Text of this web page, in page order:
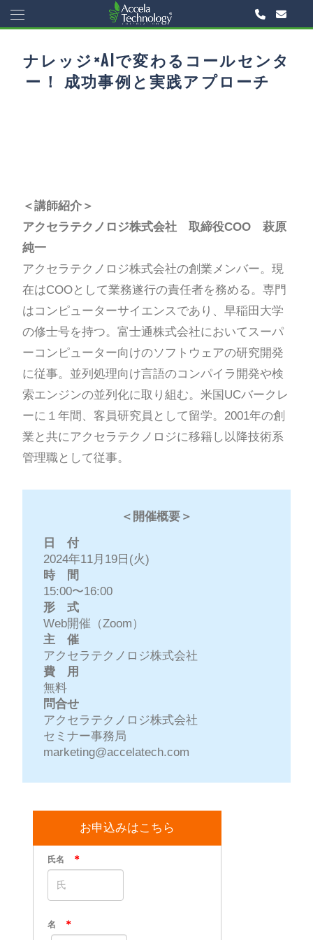
ナレッジ×AIで変わるコールセンタ
ー！ 成功事例と実践アプローチ
＜講師紹介＞
アクセラテクノロジ株式会社 取締役COO 萩原
純一
アクセラテクノロジ株式会社の創業メンバー。現
在はCOOとして業務遂行の責任者を務める。専門
はコンピューターサイエンスであり、早稲田大学
の修士号を持つ。富士通株式会社においてスーパ
ーコンピューター向けのソフトウェアの研究開発
に従事。並列処理向け言語のコンパイラ開発や検
索エンジンの並列化に取り組む。米国UCバークレ
ーに１年間、客員研究員として留学。2001年の創
業と共にアクセラテクノロジに移籍し以降技術系
管理職として従事。
＜開催概要＞
日 付
2024年11月19日(火)
時 間
15:00〜16:00
形 式
Web開催（Zoom）
主 催
アクセラテクノロジ株式会社
費 用
無料
問合せ
アクセラテクノロジ株式会社
セミナー事務局
marketing@accelatech.com
お申込みはこちら